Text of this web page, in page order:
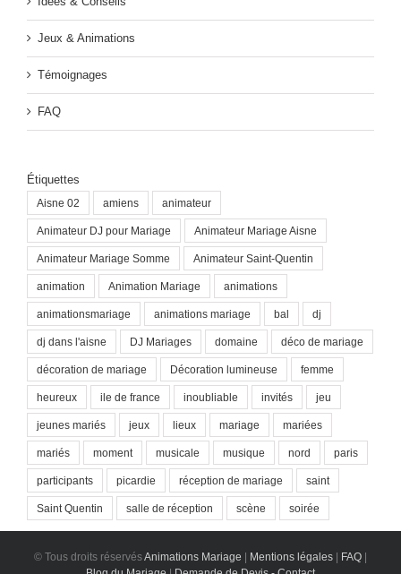
Jeux & Animations
Témoignages
FAQ
Étiquettes
Aisne 02 amiens animateur
Animateur DJ pour Mariage Animateur Mariage Aisne
Animateur Mariage Somme Animateur Saint-Quentin
animation Animation Mariage animations
animationsmariage animations mariage bal dj
dj dans l'aisne DJ Mariages domaine déco de mariage
décoration de mariage Décoration lumineuse femme
heureux ile de france inoubliable invités jeu
jeunes mariés jeux lieux mariage mariées
mariés moment musicale musique nord paris
participants picardie réception de mariage saint
Saint Quentin salle de réception scène soirée
© Tous droits réservésAnimations Mariage Mentions légales FAQ